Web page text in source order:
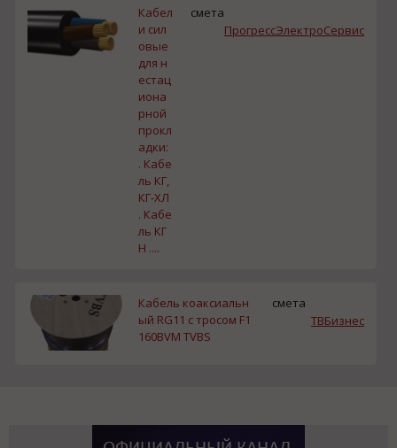
Кабел
и сил
овые
для н
естац
иона
рной
прокл
адки:
. Кабе
ль КГ,
КГ-ХЛ
. Кабе
ль КГ
Н ....
смета
ПрогрессЭлектроСервис
Кабель коаксиальн
ый RG11 с тросом F1
160BVM TVBS
смета
TBБизнес